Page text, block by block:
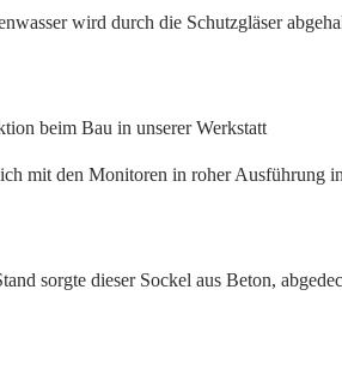
wird durch die Schutzgläser
mit den Monitoren in roher Ausführung